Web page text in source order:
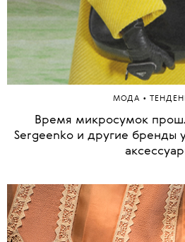
МОДА •
Время микросумок
Sergeenko и другие бренды